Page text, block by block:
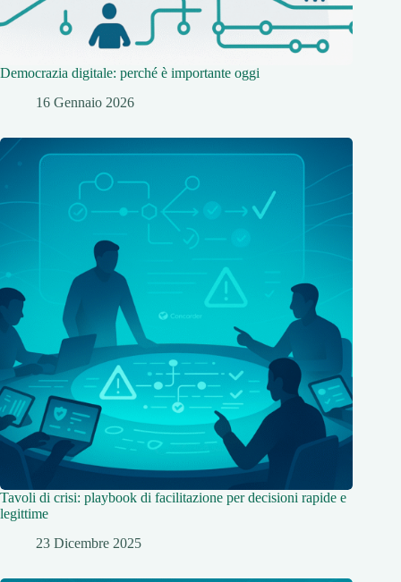
Democrazia digitale: perché è importante oggi
16 Gennaio 2026
Tavoli di crisi: playbook di facilitazione per decisioni rapide e
legittime
23 Dicembre 2025